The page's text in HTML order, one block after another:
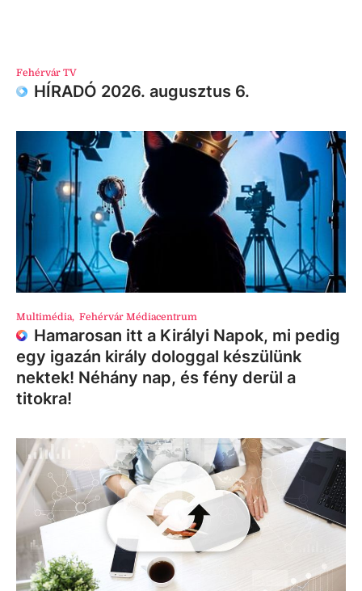
Fehérvár TV
HÍRADÓ 2026. augusztus 6.
Multimédia, Fehérvár Médiacentrum
Hamarosan itt a Királyi Napok, mi pedig
egy igazán király dologgal készülünk
nektek! Néhány nap, és fény derül a
titokra!